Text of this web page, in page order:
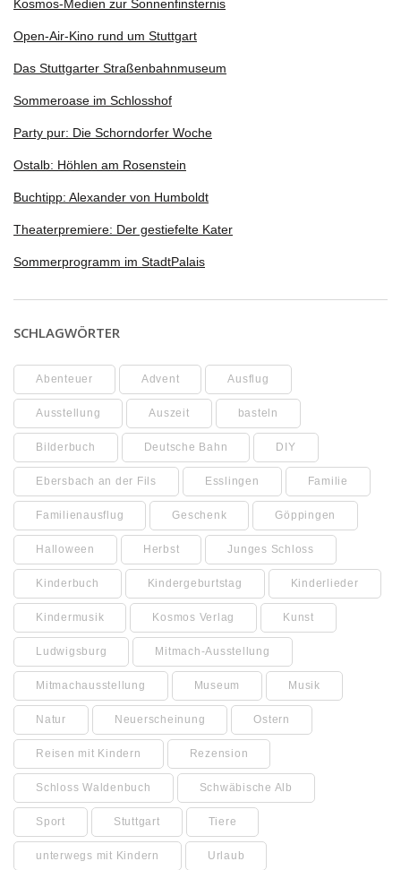
Kosmos-Medien zur Sonnenfinsternis
Open-Air-Kino rund um Stuttgart
Das Stuttgarter Straßenbahnmuseum
Sommeroase im Schlosshof
Party pur: Die Schorndorfer Woche
Ostalb: Höhlen am Rosenstein
Buchtipp: Alexander von Humboldt
Theaterpremiere: Der gestiefelte Kater
Sommerprogramm im StadtPalais
SCHLAGWÖRTER
Abenteuer Advent Ausflug
Ausstellung Auszeit basteln
Bilderbuch Deutsche Bahn DIY
Ebersbach an der Fils Esslingen Familie
Familienausflug Geschenk Göppingen
Halloween Herbst Junges Schloss
Kinderbuch Kindergeburtstag Kinderlieder
Kindermusik Kosmos Verlag Kunst
Ludwigsburg Mitmach-Ausstellung
Mitmachausstellung Museum Musik
Natur Neuerscheinung Ostern
Reisen mit Kindern Rezension
Schloss Waldenbuch Schwäbische Alb
Sport Stuttgart Tiere
unterwegs mit Kindern Urlaub